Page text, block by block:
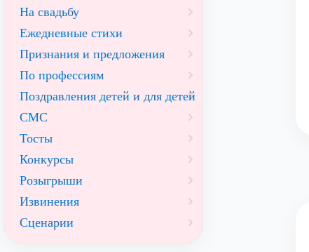
На свадьбу
Ежедневные стихи
Признания и предложения
По профессиям
Поздравления детей и для детей
СМС
Тосты
Конкурсы
Розыгрыши
Извинения
Сценарии